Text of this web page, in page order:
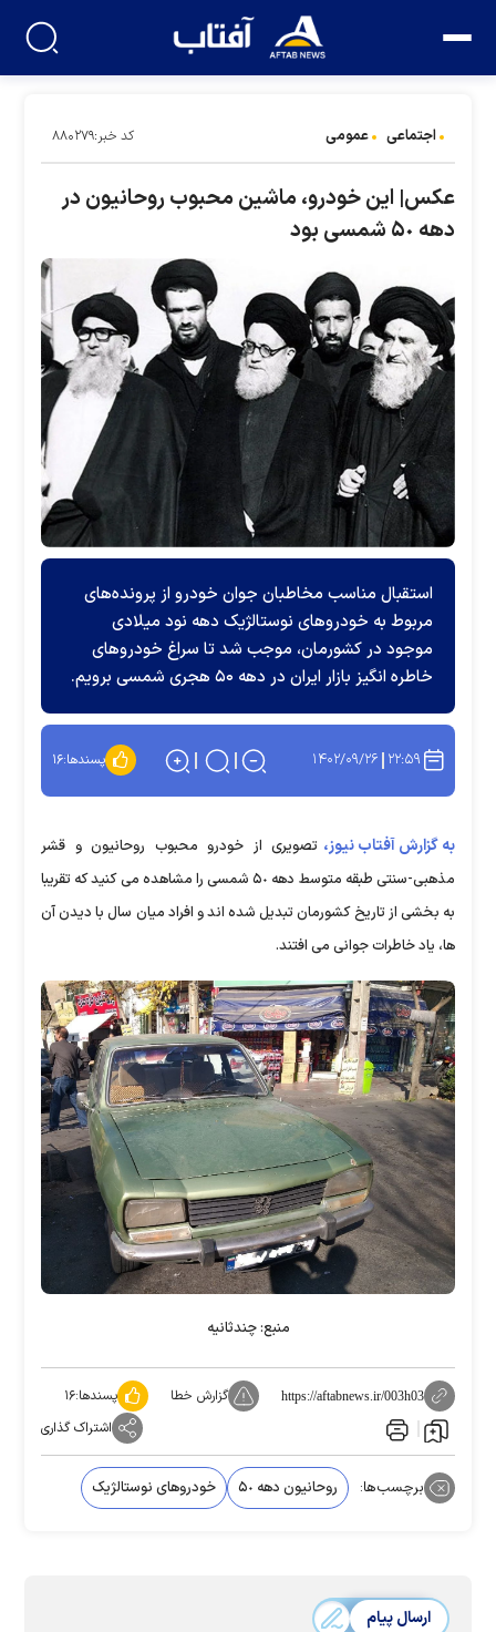
اجتماعی عمومی کد خبر:۸۸۰۲۷۹
عکس| این خودرو، ماشین محبوب روحانیون در
دهه ۵٠ شمسی بود
استقبال مناسب مخاطبان جوان خودرو از پرونده‌های
مربوط به خودرو‌های نوستالژیک دهه نود میلادی
موجود در کشورمان، موجب شد تا سراغ خودرو‌های
خاطره انگیز بازار ایران در دهه ۵۰ هجری شمسی برویم.
۲۲:۵۹ ۱۴۰۲/۰۹/۲۶ پسندها:۱۶
به گزارش آفتاب نیوز، تصویری از خودرو محبوب روحانیون و قشر
مذهبی-سنتی طبقه متوسط دهه ۵٠ شمسی را مشاهده می کنید که تقریبا
به بخشی از تاریخ کشورمان تبدیل شده اند و افراد میان سال با دیدن آن
ها، یاد خاطرات جوانی می افتند.
منبع: چندثانیه
https://aftabnews.ir/003h03 گزارش خطا پسندها:۱۶
اشتراک گذاری
برچسب‌ها: روحانیون دهه ۵٠ خودرو‌های نوستالژیک
ارسال پیام